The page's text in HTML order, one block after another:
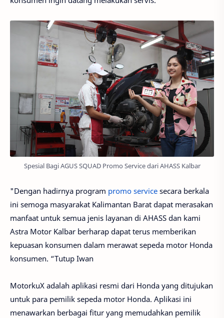
Spesial Bagi AGUS SQUAD Promo Service dari AHASS Kalbar
"Dengan hadirnya program promo service secara berkala
ini semoga masyarakat Kalimantan Barat dapat merasakan
manfaat untuk semua jenis layanan di AHASS dan kami
Astra Motor Kalbar berharap dapat terus memberikan
kepuasan konsumen dalam merawat sepeda motor Honda
konsumen. “Tutup Iwan
MotorkuX adalah aplikasi resmi dari Honda yang ditujukan
untuk para pemilik sepeda motor Honda. Aplikasi ini
menawarkan berbagai fitur yang memudahkan pemilik